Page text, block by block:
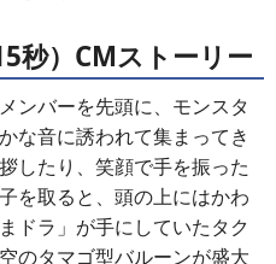
秒）CMストーリー
ンバーを先頭に、モンスタ
な音に誘われて集まってき
したり、笑顔で手を振った
を取ると、頭の上にはかわ
ドラ」が手にしていたタク
のタマゴ型バルーンが盛大